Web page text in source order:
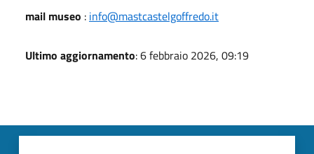
mail museo : info@mastcastelgoffredo.it
Ultimo aggiornamento: 6 febbraio 2026, 09:19